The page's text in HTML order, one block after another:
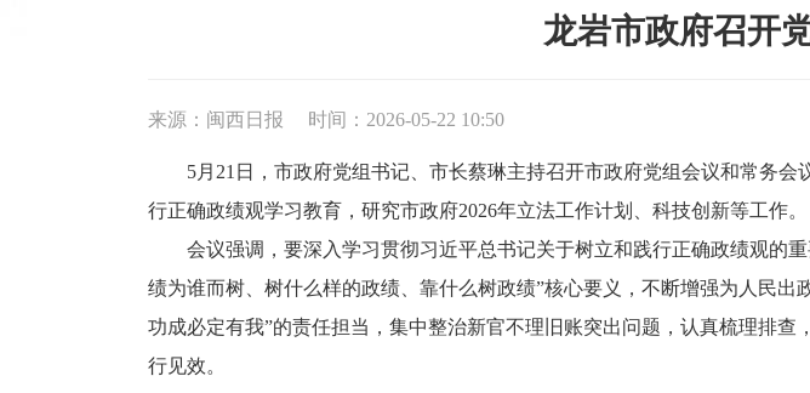
龙岩市政府召开
来源：闽西日报 时间：2026-05-22 10:50
5月21日，市政府党组书记、市长蔡琳主持召开市政府党组会议和常务会
行正确政绩观学习教育，研究市政府2026年立法工作计划、科技创新等工作。
会议强调，要深入学习贯彻习近平总书记关于树立和践行正确政绩观的重
绩为谁而树、树什么样的政绩、靠什么树政绩”核心要义，不断增强为人民
功成必定有我”的责任担当，集中整治新官不理旧账突出问题，认真梳理排
行见效。